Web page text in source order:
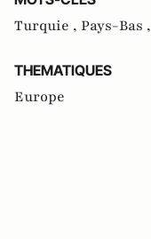
Turquie , Pays-Bas ,
THEMATIQUES
Europe